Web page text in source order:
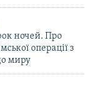
ночей. Про
операції з
миру